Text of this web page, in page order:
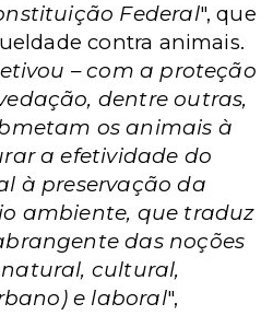
Federal", que
contra animais.
– com a proteção
dentre outras,
os animais à
a efetividade do
à preservação da
ambiente, que traduz
das noções
cultural,
e laboral",